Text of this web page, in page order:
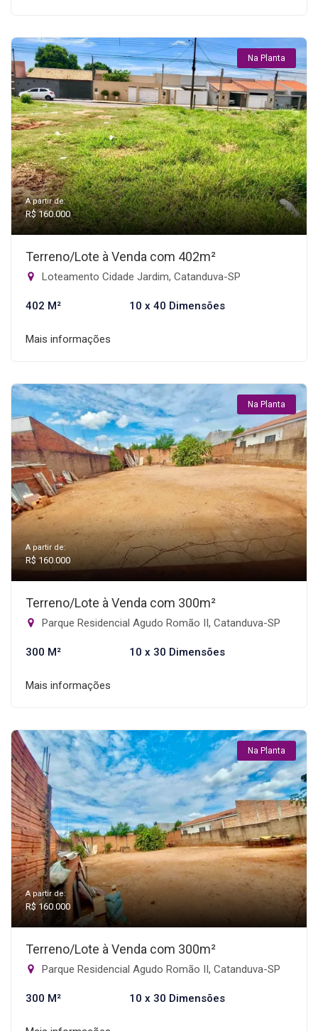
Na Planta
A partir de:
R$ 160.000
Terreno/Lote à Venda com 402m²
Loteamento Cidade Jardim, Catanduva-SP
402 M² 10 x 40 Dimensões
Mais informações
Na Planta
A partir de:
R$ 160.000
Terreno/Lote à Venda com 300m²
Parque Residencial Agudo Romão II, Catanduva-SP
300 M² 10 x 30 Dimensões
Mais informações
Na Planta
A partir de:
R$ 160.000
Terreno/Lote à Venda com 300m²
Parque Residencial Agudo Romão II, Catanduva-SP
300 M² 10 x 30 Dimensões